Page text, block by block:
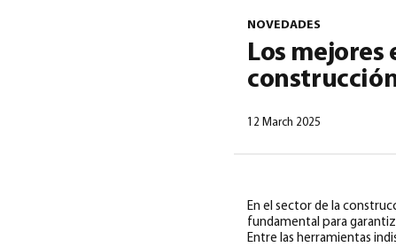
NOVEDADES
Los
12 March 2025
En el sector de la
fundamental para
Entre las herramientas